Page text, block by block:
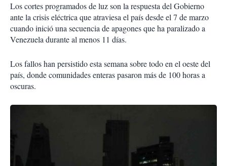
Los cortes programados de luz son la respuesta del Gobierno
ante la crisis eléctrica que atraviesa el país desde el 7 de marzo
cuando inició una secuencia de apagones que ha paralizado a
Venezuela durante al menos 11 días.
Los fallos han persistido esta semana sobre todo en el oeste del
país, donde comunidades enteras pasaron más de 100 horas a
oscuras.